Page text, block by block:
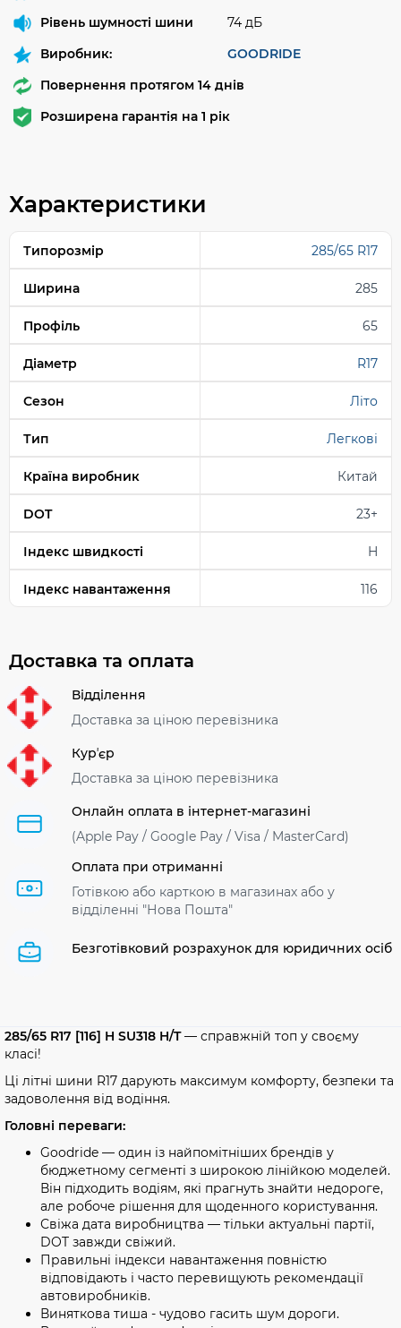
Рівень шумності шини
74 дБ
Виробник:
GOODRIDE
Повернення протягом 14 днів
Розширена гарантія на 1 рік
Характеристики
Типорозмір 285/65 R17
Ширина 285
Профіль 65
Діаметр R17
Сезон Літо
Тип Легкові
Країна виробник Китай
DOT 23+
Індекс швидкості H
Індекс навантаження 116
Доставка та оплата
Відділення
Доставка за ціною перевізника
Курʼєр
Доставка за ціною перевізника
Онлайн оплата в інтернет-магазині
(Apple Pay / Google Pay / Visa / MasterСard)
Оплата при отриманні
Готівкою або карткою в магазинах або у
відділенні "Нова Пошта"
Безготівковий розрахунок для юридичних осіб
285/65 R17 [116] H SU318 H/T— справжній топ у своєму
класі!
Ці літні шини R17 дарують максимум комфорту, безпеки та
задоволення від водіння.
Головні переваги:
Goodride — один із найпомітніших брендів у
бюджетному сегменті з широкою лінійкою моделей.
Він підходить водіям, які прагнуть знайти недороге,
але робоче рішення для щоденного користування.
Свіжа дата виробництва — тільки актуальні партії,
DOT завжди свіжий.
Правильні індекси навантаження повністю
відповідають і часто перевищують рекомендації
автовиробників.
Виняткова тиша - чудово гасить шум дороги.